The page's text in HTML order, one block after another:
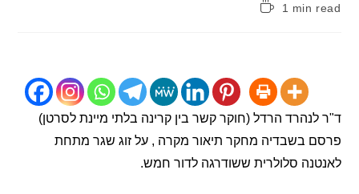
1 min
הרדל (חוקר קשר בין קרינה בלתי מיינת לסרטן)
בשבדיה מחקר תיאור מקרה , על זוג שגר מתחת
סלולרית ששודרגה לדור חמש.